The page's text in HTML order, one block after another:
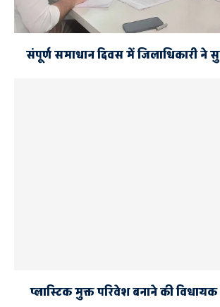
संपूर्ण समाधान दिवस में जिलाधिकारी ने
प्लास्टिक मुक्त परिवेश बनाने की